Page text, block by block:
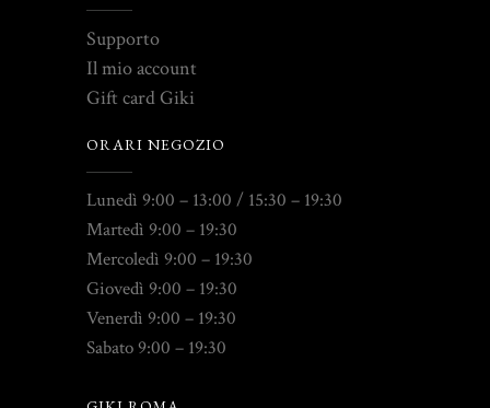
Supporto
Il mio account
Gift card Giki
ORARI NEGOZIO
Lunedì 9:00 – 13:00 / 15:30 – 19:30
Martedì 9:00 – 19:30
Mercoledì 9:00 – 19:30
Giovedì 9:00 – 19:30
Venerdì 9:00 – 19:30
Sabato 9:00 – 19:30